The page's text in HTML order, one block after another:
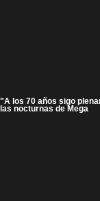
"A los 70 años sigo
las nocturnas de Mega